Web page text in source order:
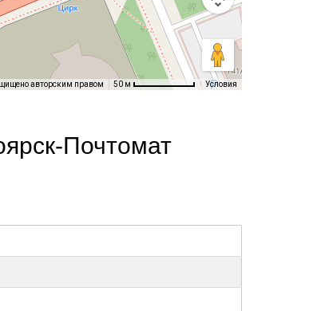
авторским правом 50 м Условия
Почтомат